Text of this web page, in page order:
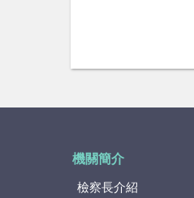
機關簡介
檢察長介紹